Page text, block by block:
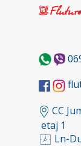
CC
etaj 1
Ln-